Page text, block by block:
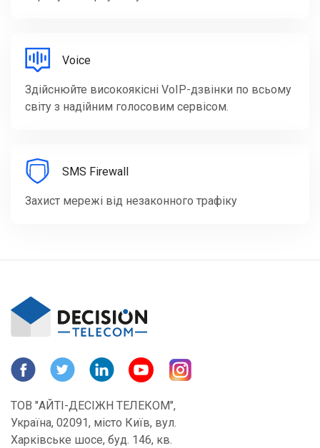
Voice
Здійснюйте високоякісні VoIP-дзвінки по всьому
світу з надійним голосовим сервісом.
SMS Firewall
Захист мережі від незаконного трафіку
ТОВ "АЙТІ-ДЕСІЖН ТЕЛЕКОМ",
Україна, 02091, місто Київ, вул.
Харківське шосе, буд. 146, кв.